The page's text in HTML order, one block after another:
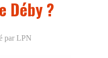
Déby ?
par LPN